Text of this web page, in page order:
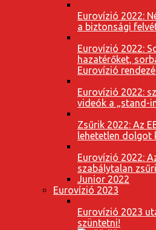
Eurovízió 2022:
a biztonsági
Eurovízió 2022:
hazatérőket,
Eurovízió
Eurovízió 2022:
videók a „stand-
Zsűrik 2022: Az
lehetetlen dolgot
Eurovízió 2022:
szabálytalan
Junior 2022
Eurovízió 2023
Eurovízió 2023
szüntetni!